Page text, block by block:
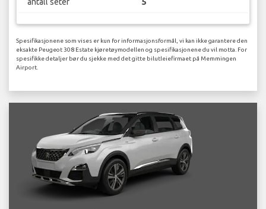
Spesifikasjonene som vises er kun for informasjonsformål, vi kan ikke garantere den
eksakte Peugeot 308 Estate kjøretøymodellen og spesifikasjonene du vil motta. For
spesifikke detaljer bør du sjekke med det gitte bilutleiefirmaet på Memmingen
Airport.